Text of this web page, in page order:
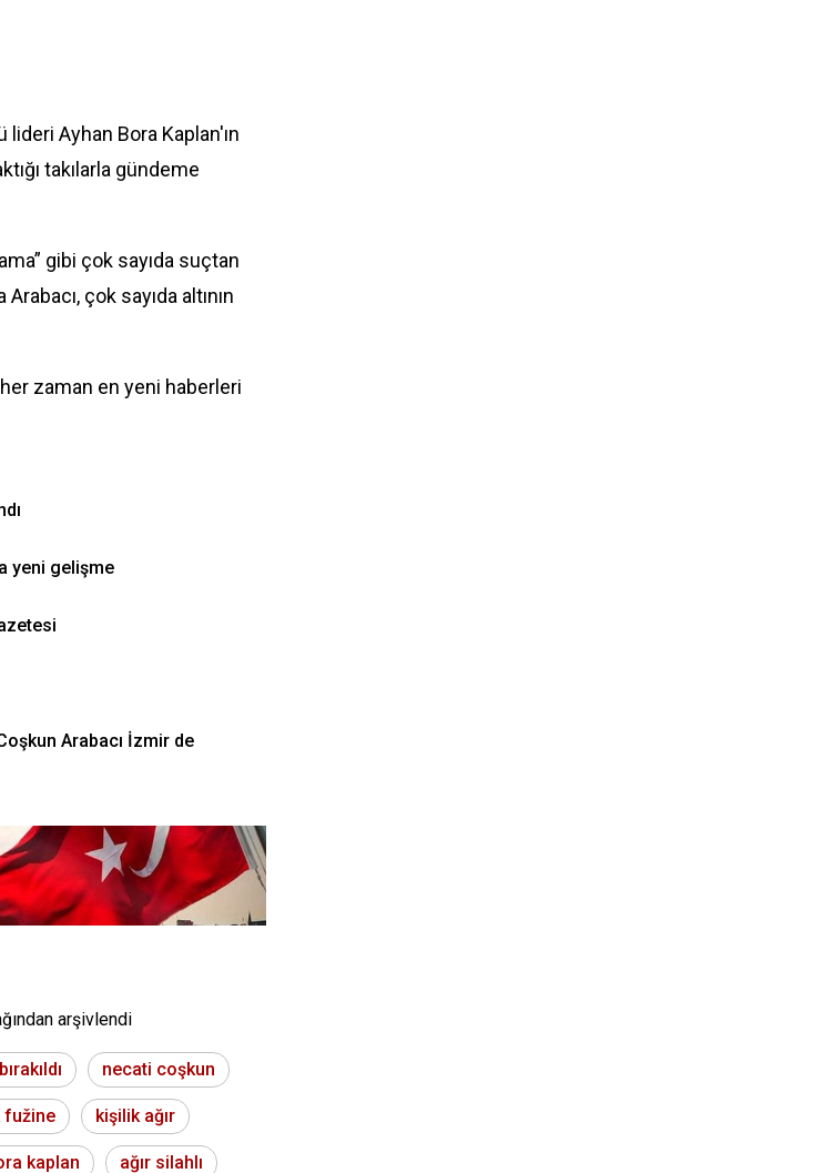
lideri Ayhan Bora Kaplan'ın
takılarla gündeme
gibi çok sayıda suçtan
çok sayıda altının
zaman en yeni haberleri
yeni gelişme
Arabacı İzmir de
arşivlendi
necati coşkun
fužine kişilik ağır
kaplan ağır silahlı